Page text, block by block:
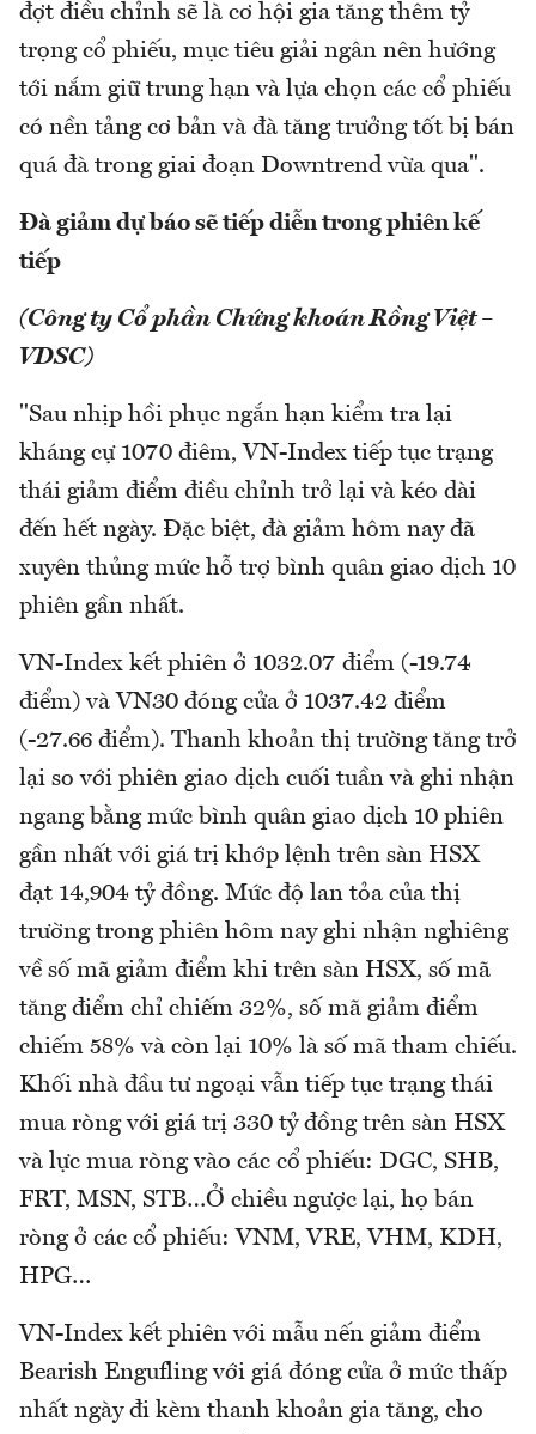
đợt điều chỉnh sẽ là cơ hội gia tăng thêm tỷ
trọng cổ phiếu, mục tiêu giải ngân nên hướng
tới nắm giữ trung hạn và lựa chọn các cổ phiếu
có nền tảng cơ bản và đà tăng trưởng tốt bị bán
quá đà trong giai đoạn Downtrend vừa qua".
Đà giảm dự báo sẽ tiếp diễn trong phiên kế
tiếp
(Công ty Cổ phần Chứng khoán Rồng Việt –
VDSC)
"Sau nhịp hồi phục ngắn hạn kiểm tra lại
kháng cự 1070 điêm, VN-Index tiếp tục trạng
thái giảm điểm điều chỉnh trở lại và kéo dài
đến hết ngày. Đặc biệt, đà giảm hôm nay đã
xuyên thủng mức hỗ trợ bình quân giao dịch 10
phiên gần nhất.
VN-Index kết phiên ở 1032.07 điểm (-19.74
điểm) và VN30 đóng cửa ở 1037.42 điểm
(-27.66 điểm). Thanh khoản thị trường tăng trở
lại so với phiên giao dịch cuối tuần và ghi nhận
ngang bằng mức bình quân giao dịch 10 phiên
gần nhất với giá trị khớp lệnh trên sàn HSX
đạt 14,904 tỷ đồng. Mức độ lan tỏa của thị
trường trong phiên hôm nay ghi nhận nghiêng
về số mã giảm điểm khi trên sàn HSX, số mã
tăng điểm chỉ chiếm 32%, số mã giảm điểm
chiếm 58% và còn lại 10% là số mã tham chiếu.
Khối nhà đầu tư ngoại vẫn tiếp tục trạng thái
mua ròng với giá trị 330 tỷ đồng trên sàn HSX
và lực mua ròng vào các cổ phiếu: DGC, SHB,
FRT, MSN, STB…Ở chiều ngược lại, họ bán
ròng ở các cổ phiếu: VNM, VRE, VHM, KDH,
HPG…
VN-Index kết phiên với mẫu nến giảm điểm
Bearish Engufling với giá đóng cửa ở mức thấp
nhất ngày đi kèm thanh khoản gia tăng, cho